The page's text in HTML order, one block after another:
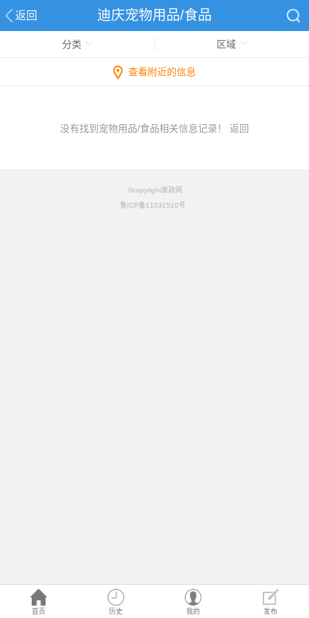
返回 迪庆宠物用品/食品
首页 历史 我的 发布
分类 区域
查看附近的信息
没有找到宠物用品/食品相关信息记录！ 返回
©copyright家政网
鲁ICP备11031510号